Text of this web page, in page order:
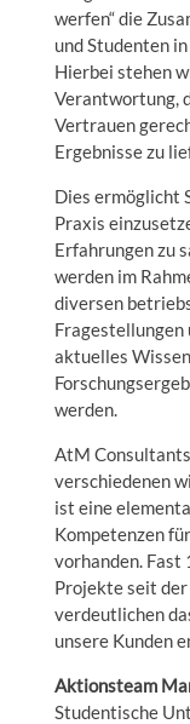
werfen“ die
und Studenten
Hierbei stehen
Verantwortung,
Vertrauen
Ergebnisse zu
Dies ermöglicht
Praxis
Erfahrungen zu
werden im
diversen
aktuelles
werden.
AtM
verschiedenen
ist eine
Kompetenzen
vorhanden. Fast
Projekte seit
verdeutlichen
unsere Kunden
Aktionsteam
Studentische